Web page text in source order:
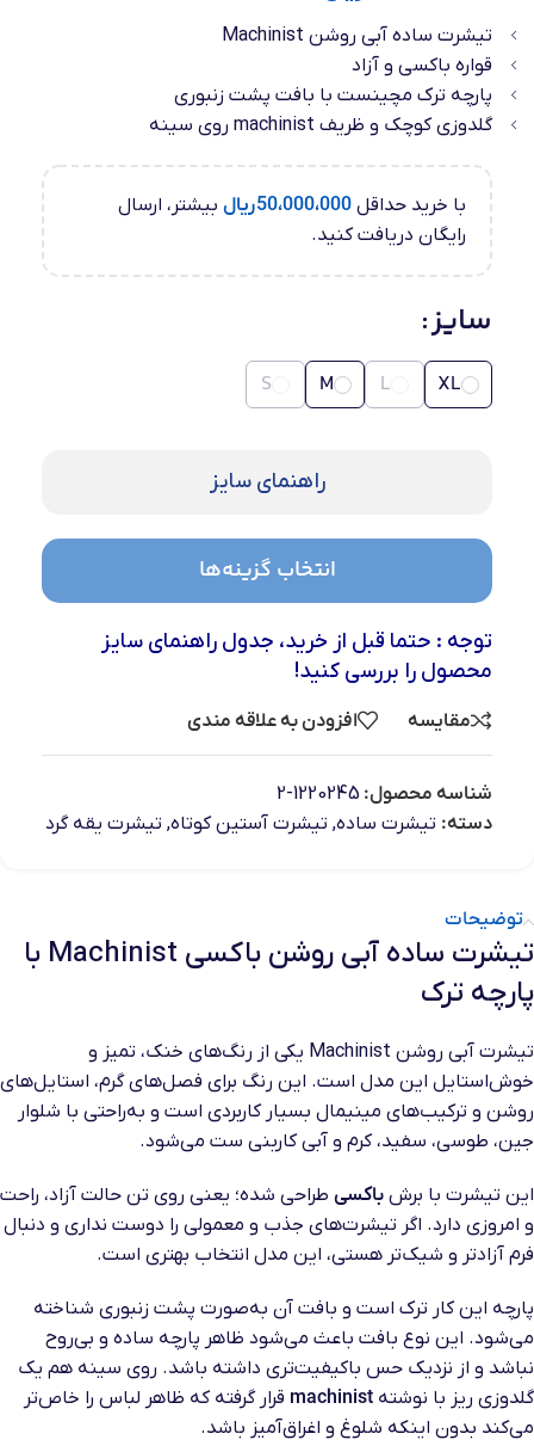
تیشرت ساده آبی روشن Machinist
قواره باکسی و آزاد
پارچه ترک مچینست با بافت پشت زنبوری
گلدوزی کوچک و ظریف machinist روی سینه
با خرید حداقل 50،000،000ریال بیشتر، ارسال
رایگان دریافت کنید.
سایز
XL
L
M
S
راهنمای سایز
انتخاب گزینه‌ها
توجه : حتما قبل از خرید، جدول راهنمای سایز
محصول را بررسی کنید!
مقایسه افزودن به علاقه مندی
شناسه محصول: 1220245-2
دسته: تیشرت ساده, تیشرت آستین کوتاه, تیشرت یقه گرد
توضیحات
تیشرت ساده آبی روشن باکسی Machinist با
پارچه ترک
تیشرت آبی روشن Machinist یکی از رنگ‌های خنک، تمیز و
خوش‌استایل این مدل است. این رنگ برای فصل‌های گرم، استایل‌های
روشن و ترکیب‌های مینیمال بسیار کاربردی است و به‌راحتی با شلوار
جین، طوسی، سفید، کرم و آبی کاربنی ست می‌شود.
این تیشرت با برش باکسی طراحی شده؛ یعنی روی تن حالت آزاد، راحت
و امروزی دارد. اگر تیشرت‌های جذب و معمولی را دوست نداری و دنبال
فرم آزادتر و شیک‌تر هستی، این مدل انتخاب بهتری است.
پارچه این کار ترک است و بافت آن به‌صورت پشت زنبوری شناخته
می‌شود. این نوع بافت باعث می‌شود ظاهر پارچه ساده و بی‌روح
نباشد و از نزدیک حس باکیفیت‌تری داشته باشد. روی سینه هم یک
گلدوزی ریز با نوشته machinist قرار گرفته که ظاهر لباس را خاص‌تر
می‌کند بدون اینکه شلوغ و اغراق‌آمیز باشد.